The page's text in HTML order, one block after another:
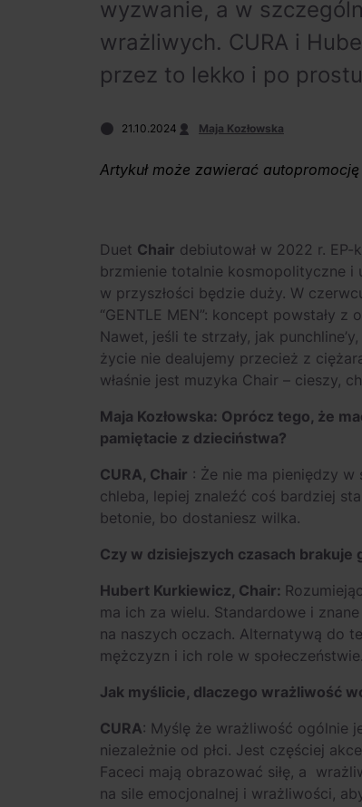
wyzwanie, a w
wrażliwych. CURA i
przez to lekko i po
21.10.2024 Maja Kozłowska
Artykuł może zawierać
Duet Chair debiutował w 2022 r.
brzmienie totalnie kosmopolityczne
w przyszłości będzie duży. W
“GENTLE MEN”: koncept powstały
Nawet, jeśli te strzały, jak
życie nie dealujemy przecież z
właśnie jest muzyka Chair – cieszy,
Maja Kozłowska: Oprócz tego, że
pamiętacie z dzieciństwa?
CURA, Chair : Że nie ma pieniędzy
chleba, lepiej znaleźć coś bardziej
betonie, bo dostaniesz wilka.
Czy w dzisiejszych czasach brakuje
Hubert Kurkiewicz, Chair:
ma ich za wielu. Standardowe i
na naszych oczach. Alternatywą do
mężczyzn i ich role w społeczeństwie.
Jak myślicie, dlaczego wrażliwość
CURA: Myślę że wrażliwość ogólnie
niezależnie od płci. Jest częściej
Faceci mają obrazować siłę, a
na sile emocjonalnej i wrażliwości,